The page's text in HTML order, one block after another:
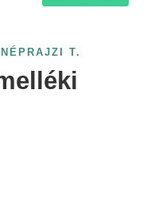
NÉPRAJZI T.